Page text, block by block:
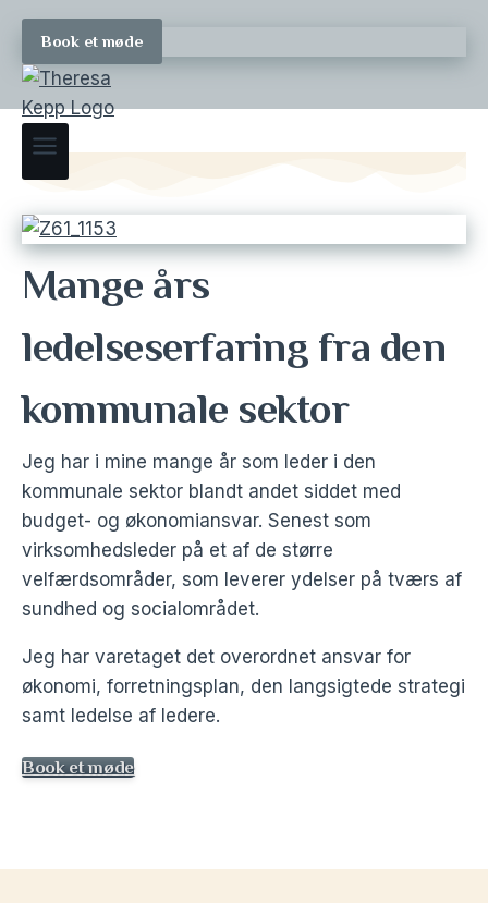
Book et møde
Mange års
ledelseserfaring fra den
kommunale sektor
Jeg har i mine mange år som leder i den
kommunale sektor blandt andet siddet med
budget- og økonomiansvar. Senest som
virksomhedsleder på et af de større
velfærdsområder, som leverer ydelser på tværs af
sundhed og socialområdet.
Jeg har varetaget det overordnet ansvar for
økonomi, forretningsplan, den langsigtede strategi
samt ledelse af ledere.
Book et møde